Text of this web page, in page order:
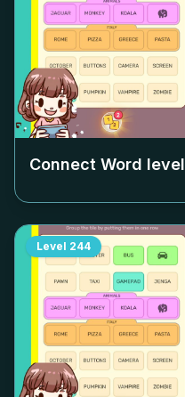
Connect Word level
Level 244